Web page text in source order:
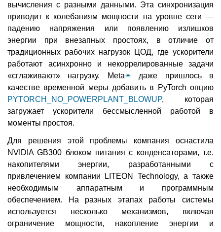
вычисления с разными данными. Эта синхронизация
приводит к колебаниям мощности на уровне сети —
падению напряжения или появлению излишков
энергии при внезапных простоях, в отличие от
традиционных рабочих нагрузок ЦОД, где ускорители
работают асинхронно и некоррелированные задачи
«сглаживают» нагрузку. Meta✴ даже пришлось в
качестве временной меры добавить в PyTorch опцию
PYTORCH_NO_POWERPLANT_BLOWUP, которая
загружает ускорители бессмысленной работой в
моменты простоя.
Для решения этой проблемы компания оснастила
NVIDIA GB300 блоком питания с конденсаторами, т.е.
накопителями энергии, разработанными с
привлечением компании LITEON Technology, а также
необходимым аппаратным и программным
обеспечением. На разных этапах работы системы
используется несколько механизмов, включая
ограничение мощности, накопление энергии и